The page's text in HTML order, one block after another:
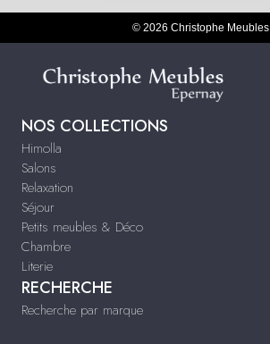
© 2026 Christophe Meubles
NOS COLLECTIONS
Himolla
Salons
Relaxation
Séjour
Petits meubles & Déco
Chambre
Literie
RECHERCHE
Recherche par marque